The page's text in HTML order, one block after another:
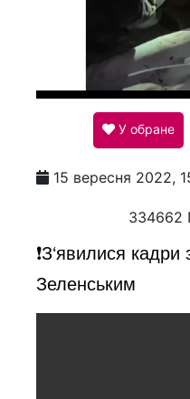
У обране
15 вересня 2022,
334662
❗️З‘явилися
Зеленським